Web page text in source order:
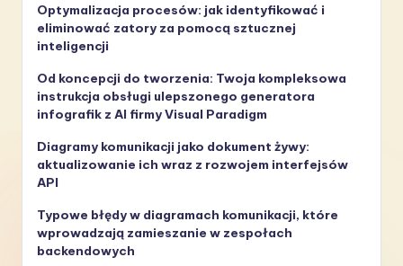
Optymalizacja procesów: jak identyfikować i
eliminować zatory za pomocą sztucznej
inteligencji
Od koncepcji do tworzenia: Twoja kompleksowa
instrukcja obsługi ulepszonego generatora
infografik z AI firmy Visual Paradigm
Diagramy komunikacji jako dokument żywy:
aktualizowanie ich wraz z rozwojem interfejsów
API
Typowe błędy w diagramach komunikacji, które
wprowadzają zamieszanie w zespołach
backendowych